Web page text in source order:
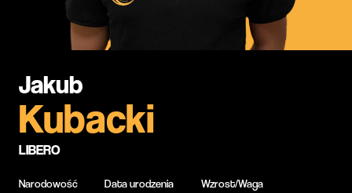
Jakub
Kubacki
LIBERO
Narodowość Data urodzenia Wzrost/Waga